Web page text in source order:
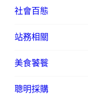
社會百態
站務相關
美食饕餮
聰明採購